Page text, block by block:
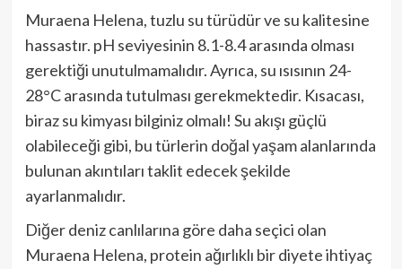
Muraena Helena, tuzlu su türüdür ve su kalitesine
hassastır. pH seviyesinin 8.1-8.4 arasında olması
gerektiği unutulmamalıdır. Ayrıca, su ısısının 24-
28°C arasında tutulması gerekmektedir. Kısacası,
biraz su kimyası bilginiz olmalı! Su akışı güçlü
olabileceği gibi, bu türlerin doğal yaşam alanlarında
bulunan akıntıları taklit edecek şekilde
ayarlanmalıdır.
Diğer deniz canlılarına göre daha seçici olan
Muraena Helena, protein ağırlıklı bir diyete ihtiyaç